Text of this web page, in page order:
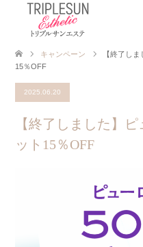
キャンペーン
【終了し
15％OFF
2025.06.20
【終了しました】
ット15％OFF